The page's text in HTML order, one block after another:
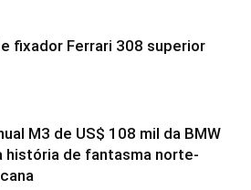
fixador Ferrari 308 superior
M3 de US$ 108 mil da BMW
história de fantasma norte-